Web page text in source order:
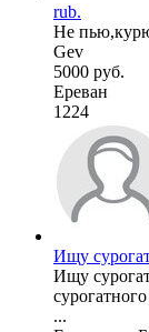
rub.
Не
Gev
5000 руб.
Ереван
1224
Ищу
Ищу
...